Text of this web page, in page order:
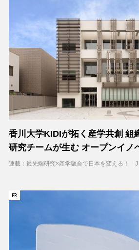
香川大学KIDIが拓く産学共創 組
研究チームが生む オープンイノ
連載：最先端研究×産学融合で日本を変える！「
PR
PR